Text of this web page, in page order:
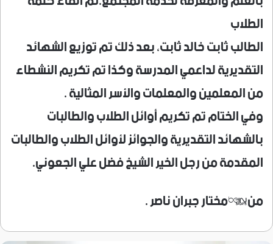
الطلاب
الطالب ثابت خالد ثابت، بعد ذلك تم توزيع الشهائد
التقديرية لداعمي المدرسة وكذا تم تكريم النشطاء
من المعلمين والمعلمات والأسر المثالية .
وفي الختام تم تكريم أوائل الطلاب والطالبات
بالشهائد التقديرية والجوائز لأوائل الطلاب والطالبات
المقدمة من رجل الخير الشيخ فضل علي الجعوني.
من*مختار جبران ناصر .